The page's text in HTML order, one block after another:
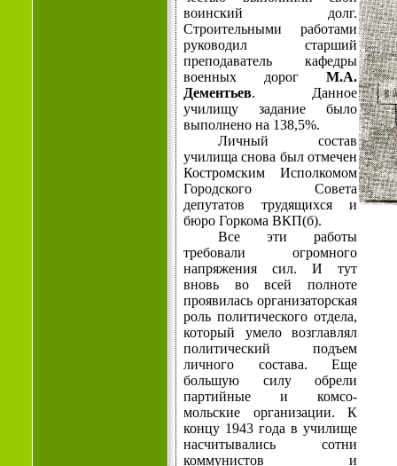
воинский долг.
Строительными рабо­тами
руководил старший
преподаватель кафедры
военных дорог М.А.
Дементьев. Данное
училищу задание было
выполнено на 138,5%.
Личный состав
училища снова был отмечен
Костромским Ис­полкомом
Городского Совета
депутатов трудящихся и
бюро Гор­кома ВКП(б).
Все эти работы
требовали огромного
напряжения сил. И тут
вновь во всей полноте
проявилась организаторская
роль полити­ческого отдела,
который умело возглавлял
политический подъем
личного состава. Еще
большую силу обрели
партийные и комсо­
мольские организации. К
концу 1943 года в училище
насчитыва­лись сотни
коммунистов и